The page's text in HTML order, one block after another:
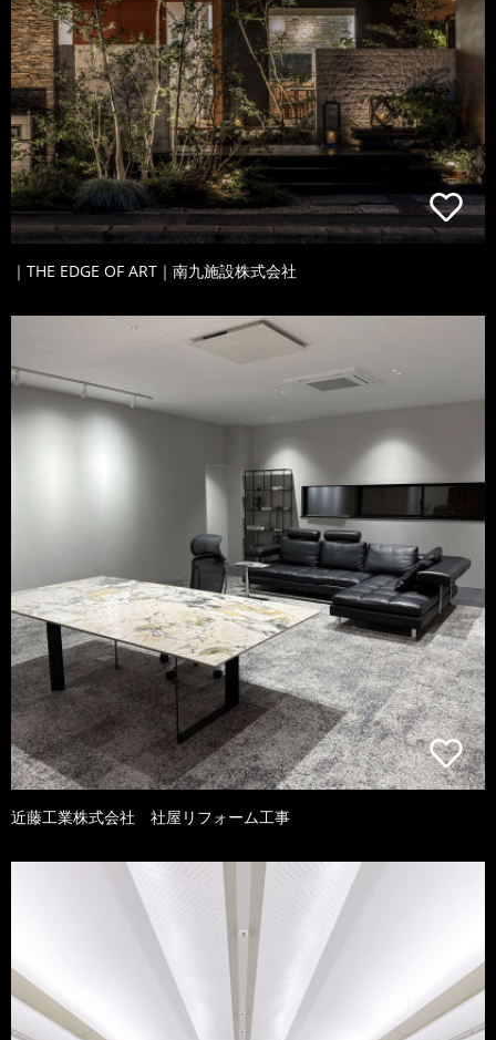
｜THE EDGE OF ART｜南九施設株式会社
近藤工業株式会社 社屋リフォーム工事